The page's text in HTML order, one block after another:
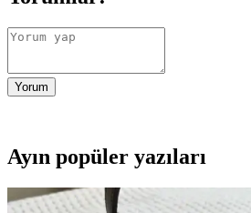
Yorum
Ayın popüler yazıları